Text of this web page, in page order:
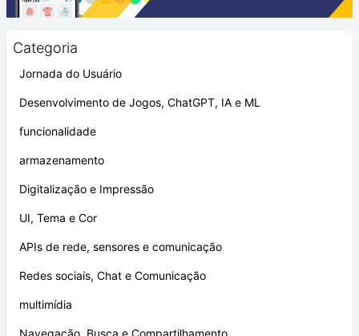
Categoria
Jornada do Usuário
Desenvolvimento de Jogos, ChatGPT, IA e ML
funcionalidade
armazenamento
Digitalização e Impressão
UI, Tema e Cor
APIs de rede, sensores e comunicação
Redes sociais, Chat e Comunicação
multimídia
Navegação, Busca e Compartilhamento